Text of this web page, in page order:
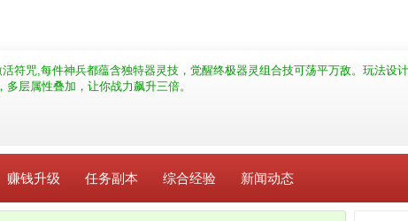
符咒,每件神兵都蕴含独特器灵技，觉醒终极器灵组合技可荡平万敌。玩法设
层属性叠加，让你战力飙升三倍。
赚钱升级 任务副本 综合经验 新闻动态